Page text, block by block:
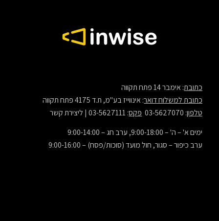
כתובת: אימבר 14 פתח תקווה
כתובת למשלוח דואר: אינווייז בע"מ, ת.ד 4175 פתח תקווה
טלפון: 03-5627070 פקס: 03-5627111 |
ליצירת קשר
ימים א' – ה' – 9:00-18:00, ערב חג – 9:00-14:00
ערב כיפור – סגור, חול מועד (סוכות/פסח) – 9:00-16:00